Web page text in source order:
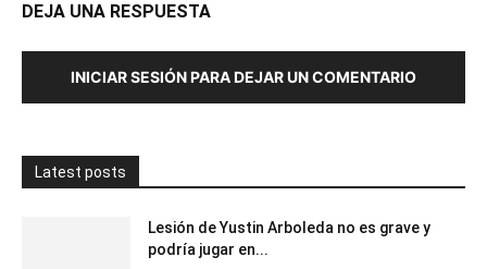
DEJA UNA RESPUESTA
INICIAR SESIÓN PARA DEJAR UN COMENTARIO
Latest posts
Lesión de Yustin Arboleda no es grave y
podría jugar en...